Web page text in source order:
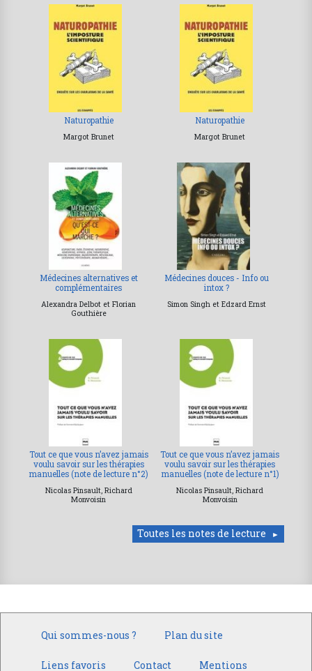
Naturopathie
Margot Brunet
Naturopathie
Margot Brunet
Médecines alternatives et
complémentaires
Alexandra Delbot et Florian
Gouthière
Médecines douces - Info ou
intox ?
Simon Singh et Edzard Ernst
Tout ce que vous n’avez jamais
voulu savoir sur les thérapies
manuelles (note de lecture n°2)
Nicolas Pinsault, Richard
Monvoisin
Tout ce que vous n’avez jamais
voulu savoir sur les thérapies
manuelles (note de lecture n°1)
Nicolas Pinsault, Richard
Monvoisin
Toutes les notes de lecture
Qui sommes-nous ? Plan du site
Liens favoris Contact Mentions